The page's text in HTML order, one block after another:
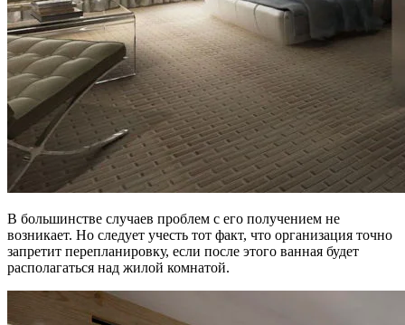
В большинстве случаев проблем с его получением не
возникает. Но следует учесть тот факт, что организация точно
запретит перепланировку, если после этого ванная будет
располагаться над жилой комнатой.